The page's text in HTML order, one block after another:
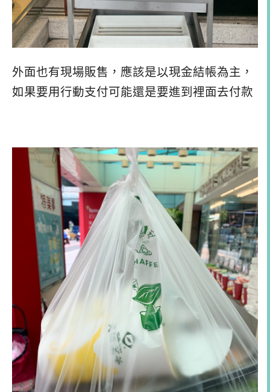
外面也有現場販售，應該是以現金結帳為主，
如果要用行動支付可能還是要進到裡面去付款